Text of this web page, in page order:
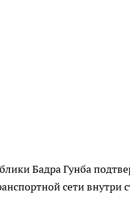
Бадра Гунба
сети внутри